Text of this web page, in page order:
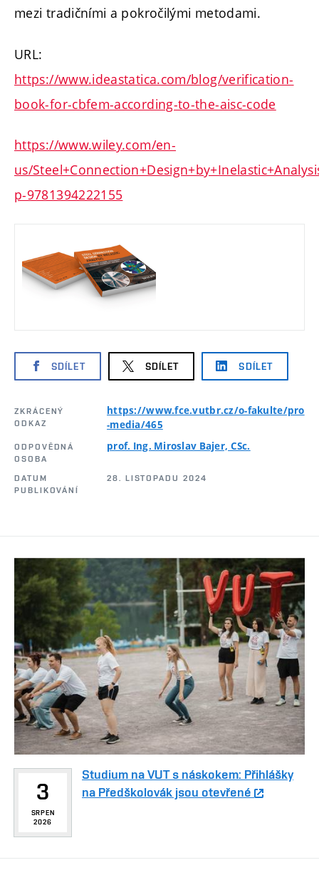
mezi tradičními a pokročilými metodami.
URL:
https://www.ideastatica.com/blog/verification-
book-for-cbfem-according-to-the-aisc-code
https://www.wiley.com/en-
us/
p-9781394222155
SDÍLET SDÍLET SDÍLET
ZKRÁCENÝ
ODKAZ
https://www.fce.vutbr.cz/o-fakulte/pro
-media/465
ODPOVĚDNÁ
OSOBA
prof. Ing. Miroslav Bajer, CSc.
DATUM
PUBLIKOVÁNÍ
28. LISTOPADU 2024
3
SRPEN
2026
Studium na VUT s náskokem: Přihlášky
na Předškolovák jsou otevřené